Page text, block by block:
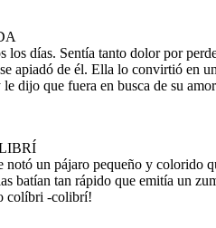
los días. Sentía tanto dolor por
apiadó de él. Ella lo convirtió en
dijo que fuera en busca de su
notó un pájaro pequeño y colorido
batían tan rápido que emitía un
colíbri -colibrí!